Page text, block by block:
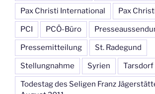
Pax Christi International Pax
PCI PCÖ-Büro
Pressemitteilung St. Radegund
Stellungnahme Syrien Tarsdorf
Todestag des Seligen Franz